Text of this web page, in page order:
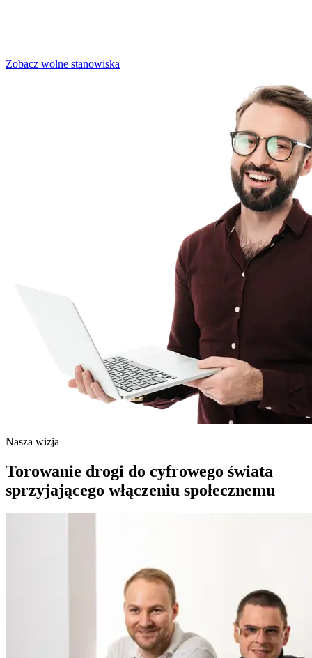
Zobacz wolne stanowiska
Nasza wizja
Torowanie drogi do cyfrowego świata
sprzyjającego włączeniu społecznemu